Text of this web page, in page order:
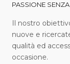
PASSIONE
I l nostro
nuove e
qualità ed
occasione.